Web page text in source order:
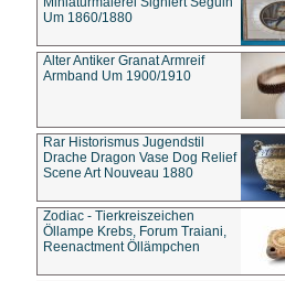
Um 1860/1880
Alter Antiker Granat Armreif
Armband Um 1900/1910
Rar Historismus Jugendstil
Drache Dragon Vase Dog Relief
Scene Art Nouveau 1880
Zodiac - Tierkreiszeichen
Öllampe Krebs, Forum Traiani,
Reenactment Öllämpchen